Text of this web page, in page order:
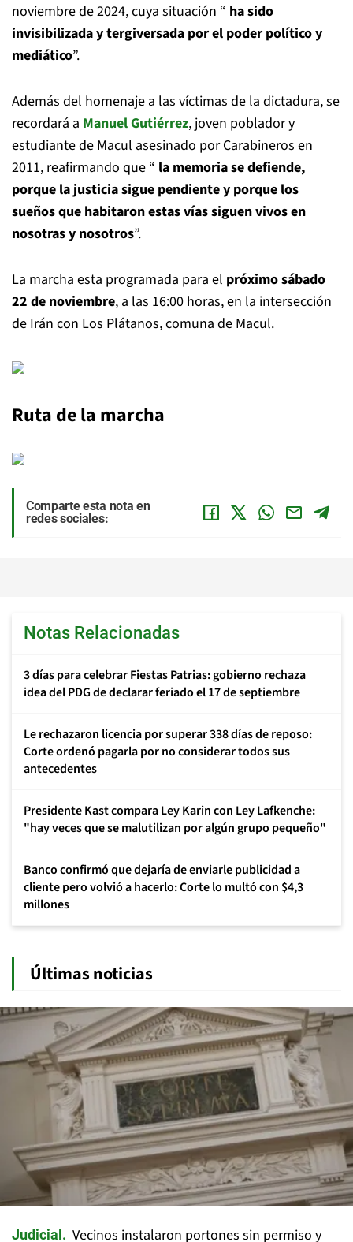
noviembre de 2024, cuya situación “ ha sido
invisibilizada y tergiversada por el poder político y
mediático”.
Además del homenaje a las víctimas de la dictadura, se
recordará a Manuel Gutiérrez, joven poblador y
estudiante de Macul asesinado por Carabineros en
2011, reafirmando que “ la memoria se defiende,
porque la justicia sigue pendiente y porque los
sueños que habitaron estas vías siguen vivos en
nosotras y nosotros”.
La marcha esta programada para el próximo sábado
22 de noviembre, a las 16:00 horas, en la intersección
de Irán con Los Plátanos, comuna de Macul.
Ruta de la marcha
Comparte esta nota en
redes sociales:
Notas Relacionadas
3 días para celebrar Fiestas Patrias: gobierno rechaza
idea del PDG de declarar feriado el 17 de septiembre
Le rechazaron licencia por superar 338 días de reposo:
Corte ordenó pagarla por no considerar todos sus
antecedentes
Presidente Kast compara Ley Karin con Ley Lafkenche:
"hay veces que se malutilizan por algún grupo pequeño"
Banco confirmó que dejaría de enviarle publicidad a
cliente pero volvió a hacerlo: Corte lo multó con $4,3
millones
Últimas noticias
Judicial
Vecinos instalaron portones sin permiso y